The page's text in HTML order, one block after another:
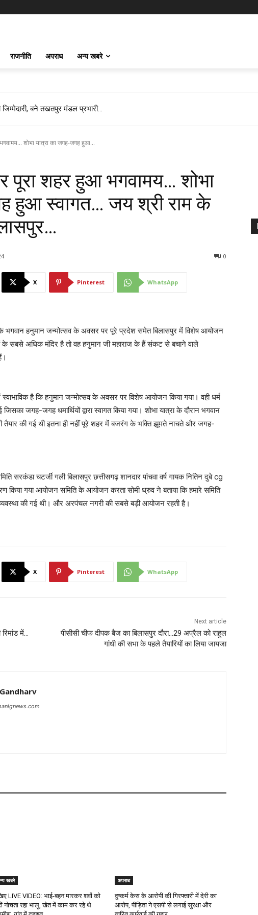
राजनीति अपराध अन्य खबरे
बने तखतपुर मंडल प्रभारी…
शोभा यात्रा का जगह-जगह हुआ...
पूरा शहर हुआ भगवामय… शोभा
हुआ स्वागत… जय श्री राम के
0
X Pinterest WhatsApp
भगवान हनुमान जन्मोत्सव के अवसर पर पूरे प्रदेश समेत बिलासपुर में विशेष आयोजन
सबसे अधिक मंदिर है तो वह हनुमान जी महाराज के हैं संकट से बचाने वाले
है कि हनुमान जन्मोत्सव के अवसर पर विशेष आयोजन किया गया। वही धर्म
जिसका जगह-जगह धमार्थियों द्वारा स्वागत किया गया। शोभा यात्रा के दौरान भगवान
तैयार की गई थी इतना ही नहीं पूरे शहर में बजरंग के भक्ति झूमते नाचते और जगह-
सरकंडा चटर्जी गली बिलासपुर छत्तीसगढ़ शानदार पांचवा वर्ष गायक नितिन दुबे cg
किया गया आयोजन समिति के आयोजन करता सोमी ध्रुव ने बताया कि हमारे समिति
की गई थी। और अरपंचल नगरी की सबसे बड़ी आयोजन रहती है।
X Pinterest WhatsApp
में…
Next article
पीसीसी चीफ दीपक बैज का बिलासपुर दौरा…29 अप्रैल को राहुल
गांधी की सभा के पहले तैयारियों का लिया जायजा
खबरे
LIVE VIDEO: भाई-बहन मारकर शवों को
नोचता रहा भालू, खेत में काम कर रहे थे
अपराध
दुष्कर्म केस के आरोपी की गिरफ्तारी में देरी का
आरोप, पीड़िता ने एसपी से लगाई सुरक्षा और